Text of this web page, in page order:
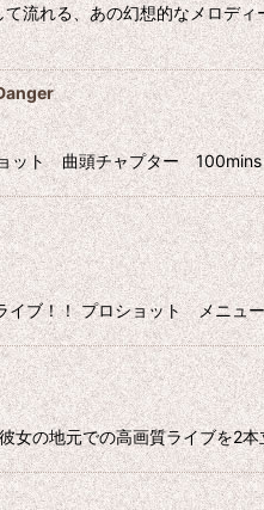
流れる、あの幻想的なメロデ
ョット 曲頭チャプター
イブ！！ プロショット メニ
女の地元での高画質ライブ